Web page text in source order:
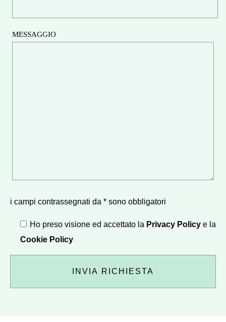
MESSAGGIO
i campi contrassegnati da * sono obbligatori
Ho preso visione ed accettato la Privacy Policy e la
Cookie Policy